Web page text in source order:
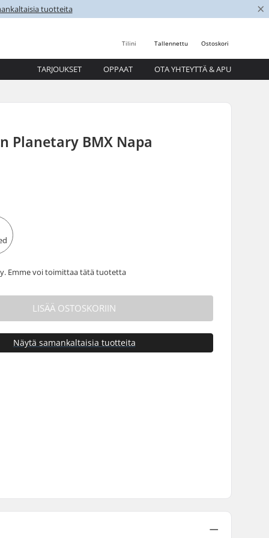
tuotteita ×
Ostoskori
Tallennettu
Tilini
TARJOUKSET OPPAAT OTA YHTEYTTÄ & APU
Planetary BMX Napa
Emme voi toimittaa tätä tuotetta
LISÄÄ OSTOSKORIIN
Näytä samankaltaisia tuotteita